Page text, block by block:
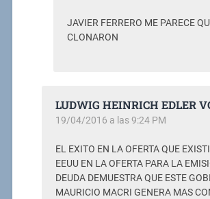
JAVIER FERRERO ME PARECE
CLONARON
LUDWIG HEINRICH EDLER
19/04/2016 a las 9:24 PM
EL EXITO EN LA OFERTA QUE
EEUU EN LA OFERTA PARA LA
DEUDA DEMUESTRA QUE ESTE
MAURICIO MACRI GENERA MAS